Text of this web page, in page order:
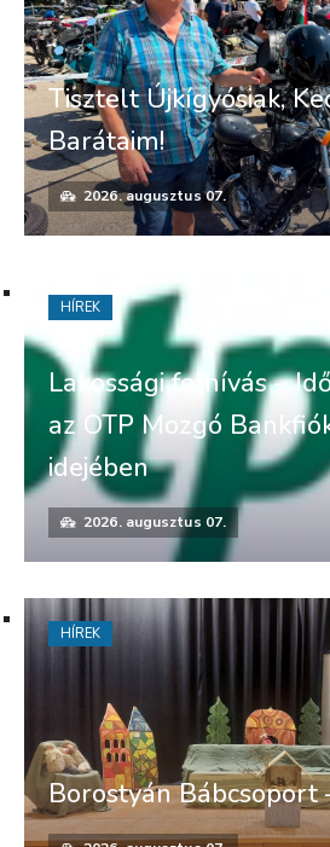
Tisztelt Újkígyósiak,
Barátaim!
2026. augusztus 07.
Lakossági felhívás –
az OTP Mozgó
idejében
2026. augusztus 07.
HÍREK
Borostyán Bábcsoport
HÍREK